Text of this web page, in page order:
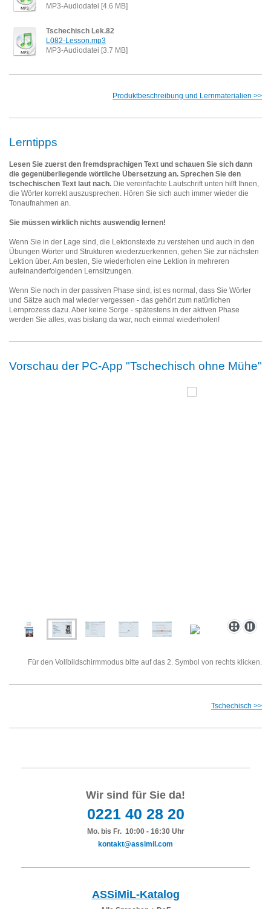
MP3-Audiodatei [4.6 MB]
Tschechisch Lek.82
L082-Lesson.mp3
MP3-Audiodatei [3.7 MB]
Produktbeschreibung und Lernmaterialien >>
Lerntipps
Lesen Sie zuerst den fremdsprachigen Text und schauen Sie sich dann
die gegenüberliegende wörtliche Übersetzung an. Sprechen Sie den
tschechischen Text laut nach. Die vereinfachte Lautschrift unten hilft Ihnen,
die Wörter korrekt auszusprechen. Hören Sie sich auch immer wieder die
Tonaufnahmen an.
Sie müssen wirklich nichts auswendig lernen!
Wenn Sie in der Lage sind, die Lektionstexte zu verstehen und auch in den
Übungen Wörter und Strukturen wiederzuerkennen, gehen Sie zur nächsten
Lektion über. Am besten, Sie wiederholen eine Lektion in mehreren
aufeinanderfolgenden Lernsitzungen.
Wenn Sie noch in der passiven Phase sind, ist es normal, dass Sie Wörter
und Sätze auch mal wieder vergessen - das gehört zum natürlichen
Lernprozess dazu. Aber keine Sorge - spätestens in der aktiven Phase
werden Sie alles, was bislang da war, noch einmal wiederholen!
Vorschau der PC-App "Tschechisch ohne Mühe"
Für den Vollbildschirmmodus bitte auf das 2. Symbol von rechts klicken.
Tschechisch >>
Wir sind für Sie da!
0221 40 28 20
Mo. bis Fr. 10:00 - 16:30 Uhr
kontakt@assimil.com
ASSiMiL-Katalog